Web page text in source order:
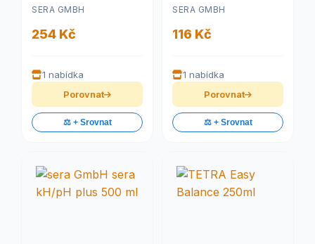
SERA GMBH
254 Kč
1 nabídka
Porovnat
⚖️ + Srovnat
SERA GMBH
116 Kč
1 nabídka
Porovnat
⚖️ + Srovnat